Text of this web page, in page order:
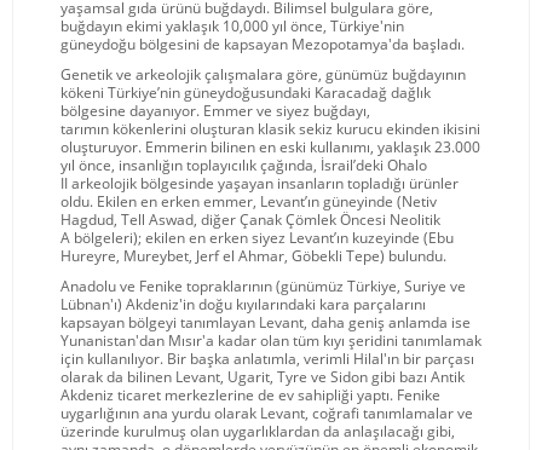
yaşamsal gıda ürünü buğdaydı. Bilimsel bulgulara göre,
buğdayın ekimi yaklaşık 10,000 yıl önce, Türkiye'nin
güneydoğu bölgesini de kapsayan Mezopotamya'da başladı.
Genetik ve arkeolojik çalışmalara göre, günümüz buğdayının
kökeni Türkiye’nin güneydoğusundaki Karacadağ dağlık
bölgesine dayanıyor. Emmer ve siyez buğdayı,
tarımın kökenlerini oluşturan klasik sekiz kurucu ekinden ikisini
oluşturuyor. Emmerin bilinen en eski kullanımı, yaklaşık 23.000
yıl önce, insanlığın toplayıcılık çağında, İsrail’deki Ohalo
II arkeolojik bölgesinde yaşayan insanların topladığı ürünler
oldu. Ekilen en erken emmer, Levant’ın güneyinde (Netiv
Hagdud, Tell Aswad, diğer Çanak Çömlek Öncesi Neolitik
A bölgeleri); ekilen en erken siyez Levant’ın kuzeyinde (Ebu
Hureyre, Mureybet, Jerf el Ahmar, Göbekli Tepe) bulundu.
Anadolu ve Fenike topraklarının (günümüz Türkiye, Suriye ve
Lübnan'ı) Akdeniz'in doğu kıyılarındaki kara parçalarını
kapsayan bölgeyi tanımlayan Levant, daha geniş anlamda ise
Yunanistan'dan Mısır'a kadar olan tüm kıyı şeridini tanımlamak
için kullanılıyor. Bir başka anlatımla, verimli Hilal'ın bir parçası
olarak da bilinen Levant, Ugarit, Tyre ve Sidon gibi bazı Antik
Akdeniz ticaret merkezlerine de ev sahipliği yaptı. Fenike
uygarlığının ana yurdu olarak Levant, coğrafi tanımlamalar ve
üzerinde kurulmuş olan uygarlıklardan da anlaşılacağı gibi,